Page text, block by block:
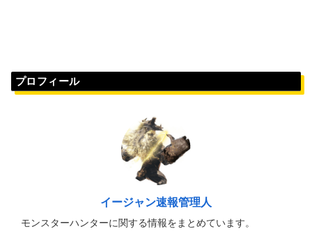
プロフィール
イージャン速報管理人
モンスターハンターに関する情報をまとめています。